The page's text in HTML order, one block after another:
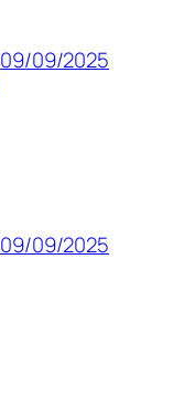
09/09/2025
09/09/2025